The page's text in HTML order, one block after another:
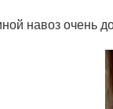
навоз очень